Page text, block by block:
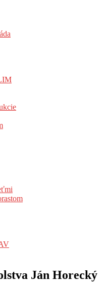
Ján Horecký